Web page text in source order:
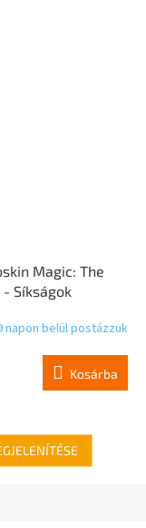
Magic: The
Síkságok
napon belül postázzuk
Kosárba